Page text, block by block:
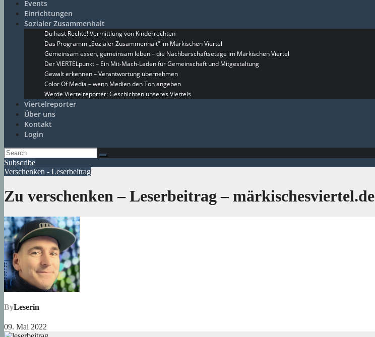
Events
Einrichtungen
Sozialer Zusammenhalt
Du hast Rechte! Vermittlung von Kinderrechten
Das Programm „Sozialer Zusammenhalt“ im Märkischen Viertel
Gemeinsam essen, gemeinsam leben – die Nachbarschaftsetage im Märkischen Viertel
Der VIERTELpunkt – Ein Mit-Mach-Laden für Gemeinschaft und Mitgestaltung
Gewalt erkennen – Verantwortung übernehmen
Color Of Media – wenn Medien den Ton angeben
Werde Viertelreporter: Geschichten unseres Viertels
Viertelreporter
Über uns
Kontakt
Login
Subscribe
Verschenken - Leserbeitrag
Zu verschenken – Leserbeitrag – märkischesviertel.de
ByLeserin
09. Mai 2022